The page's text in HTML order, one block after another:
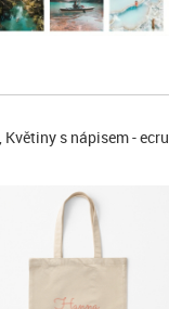
s nápisem - ecru